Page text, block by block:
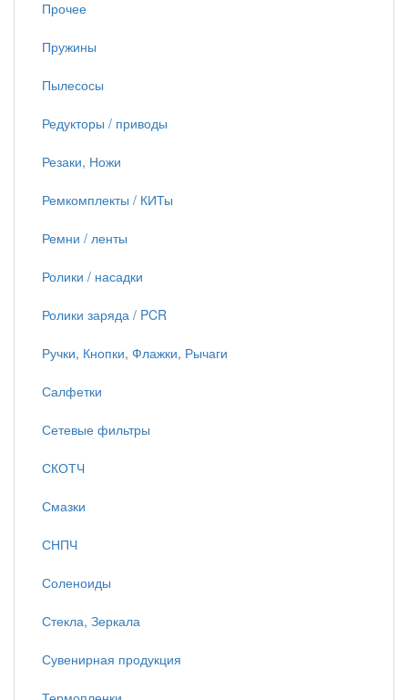
Прочее
Пружины
Пылесосы
Редукторы / приводы
Резаки, Ножи
Ремкомплекты / КИТы
Ремни / ленты
Ролики / насадки
Ролики заряда / PCR
Ручки, Кнопки, Флажки, Рычаги
Салфетки
Сетевые фильтры
СКОТЧ
Смазки
СНПЧ
Соленоиды
Стекла, Зеркала
Сувенирная продукция